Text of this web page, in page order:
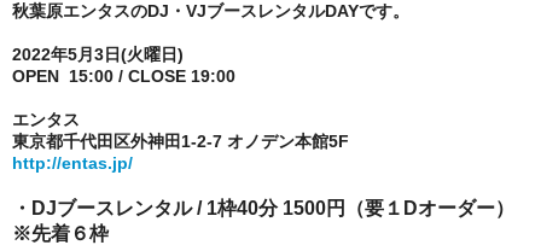
秋葉原エンタスのDJ・VJブースレンタルDAYです。
2022年5月3日(火曜日)
OPEN 15:00 / CLOSE 19:00
エンタス
東京都千代田区外神田1-2-7 オノデン本館5F
http://entas.jp/
・DJブースレンタル / 1枠40分 1500円（要１Dオーダー）
※先着６枠